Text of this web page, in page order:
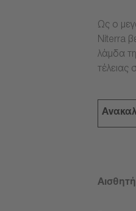
Ως ο
Niterra
λάμδα
τέλειας